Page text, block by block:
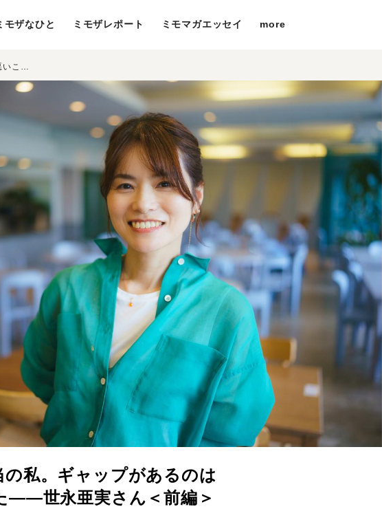
ミモザマガジンとは
モザなひと ミモザレポート ミモマガエッセイ more
期待される私と、本当の私。ギャップがあるのは 悪いことじゃなかった――世永亜実さん＜前編＞
私。ギャップがあるのは
――世永亜実さん＜前編＞